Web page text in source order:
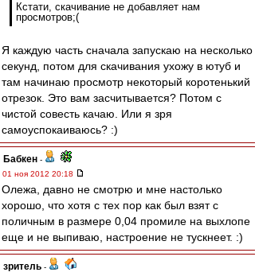
Кстати, скачивание не добавляет нам
просмотров;(
Я каждую часть сначала запускаю на несколько
секунд, потом для скачивания ухожу в ютуб и
там начинаю просмотр некоторый коротенький
отрезок. Это вам засчитывается? Потом с
чистой совесть качаю. Или я зря
самоуспокаиваюсь? :)
Бабкен -
01 ноя 2012 20:18
Олежа, давно не смотрю и мне настолько
хорошо, что хотя с тех пор как был взят с
поличным в размере 0,04 промиле на выхлопе
еще и не выпиваю, настроение не тускнеет. :)
зpитель -